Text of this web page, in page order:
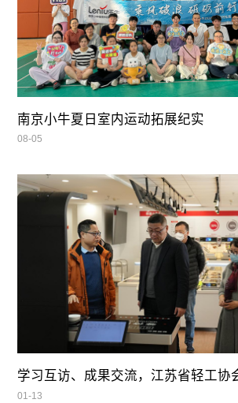
南京小牛夏日室内运动拓展纪实
08-05
01-13